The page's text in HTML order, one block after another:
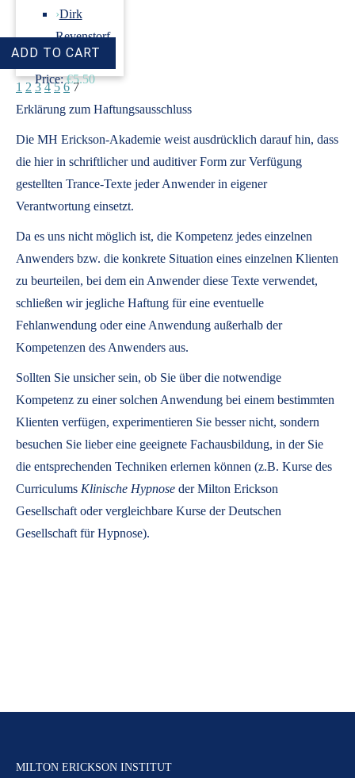
›Dirk
Revenstorf
Price: €5.50
1 2 3 4 5 6 7
Erklärung zum Haftungsausschluss
Die MH Erickson-Akademie weist ausdrücklich darauf hin, dass
die hier in schriftlicher und auditiver Form zur Verfügung
gestellten Trance-Texte jeder Anwender in eigener
Verantwortung einsetzt.
Da es uns nicht möglich ist, die Kompetenz jedes einzelnen
Anwenders bzw. die konkrete Situation eines einzelnen Klienten
zu beurteilen, bei dem ein Anwender diese Texte verwendet,
schließen wir jegliche Haftung für eine eventuelle
Fehlanwendung oder eine Anwendung außerhalb der
Kompetenzen des Anwenders aus.
Sollten Sie unsicher sein, ob Sie über die notwendige
Kompetenz zu einer solchen Anwendung bei einem bestimmten
Klienten verfügen, experimentieren Sie besser nicht, sondern
besuchen Sie lieber eine geeignete Fachausbildung, in der Sie
die entsprechenden Techniken erlernen können (z.B. Kurse des
Curriculums Klinische Hypnose der Milton Erickson
Gesellschaft oder vergleichbare Kurse der Deutschen
Gesellschaft für Hypnose).
MILTON ERICKSON INSTITUT